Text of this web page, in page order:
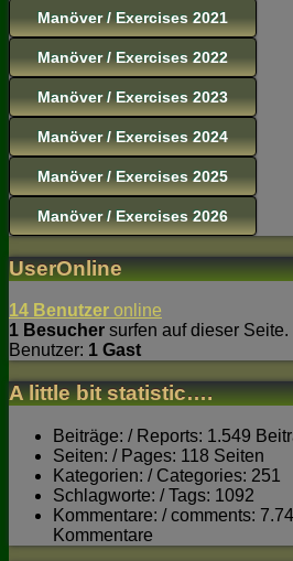
Manöver / Exercises 2021
Manöver / Exercises 2022
Manöver / Exercises 2023
Manöver / Exercises 2024
Manöver / Exercises 2025
Manöver / Exercises 2026
UserOnline
14 Benutzer online
1 Besucher surfen auf dieser Seite.
Benutzer: 1 Gast
A little bit statistic….
Beiträge: / Reports: 1.549
Seiten: / Pages: 118 Seiten
Kategorien: / Categories: 251
Schlagworte: / Tags: 1092
Kommentare: / comments:
Kommentare